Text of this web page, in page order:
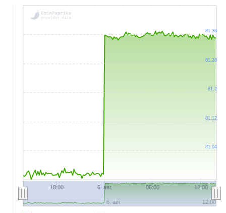
18:00 6. авг. 06:00 12:00
6. авг. 12:00
81.04
81.12
81.2
81.28
81.36